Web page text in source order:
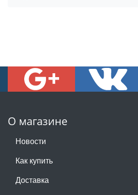
О магазине
Новости
Как купить
Доставка